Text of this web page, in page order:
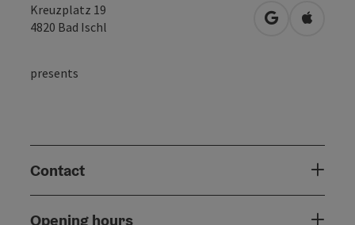
Kreuzplatz 19
4820 Bad Ischl open inOpen in
presents
Contact
Opening hours